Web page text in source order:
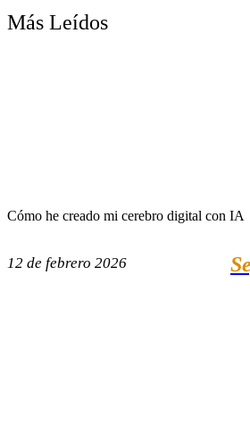
Más Leídos
Cómo he creado mi cerebro digital con IA
12 de febrero 2026